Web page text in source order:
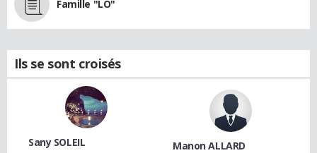
Famille "LO"
Ils se sont croisés
Sany SOLEIL Manon ALLARD